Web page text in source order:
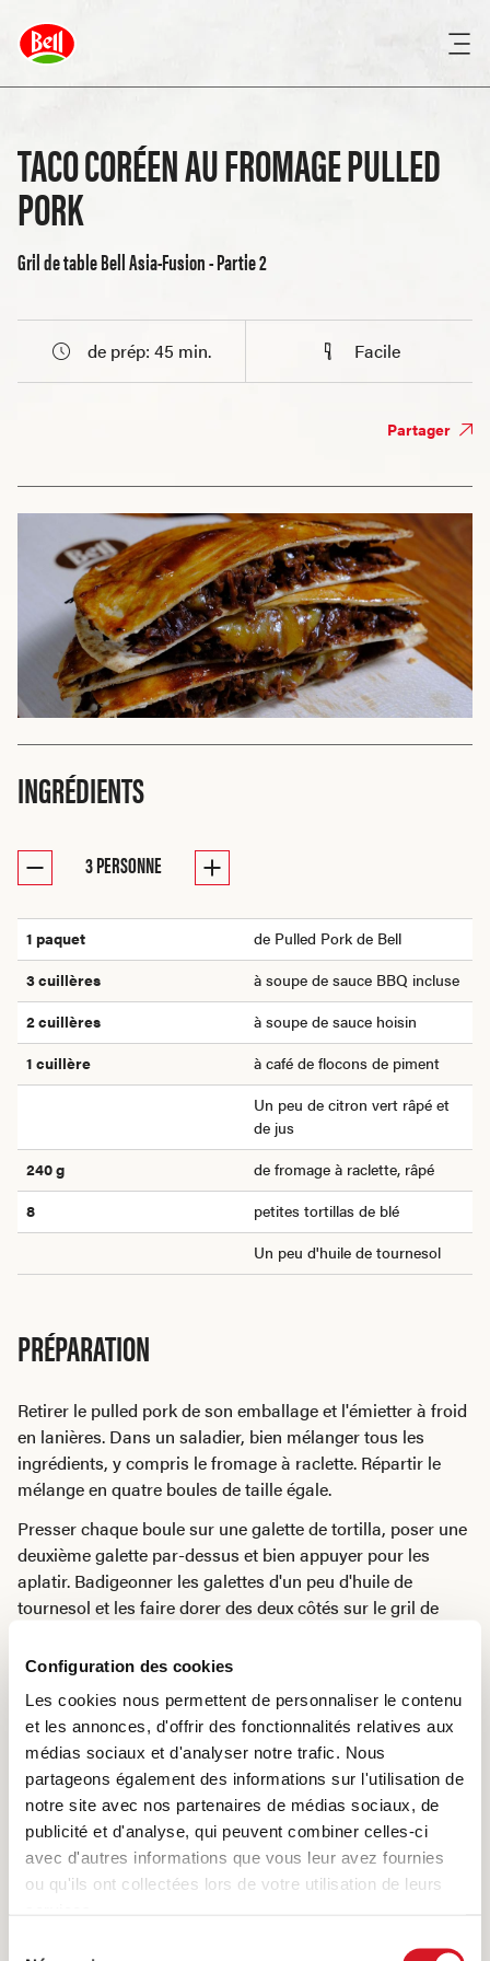
Configuration des cookies
Les cookies nous permettent de personnaliser le contenu
et les annonces, d'offrir des fonctionnalités relatives aux
médias sociaux et d'analyser notre trafic. Nous
partageons également des informations sur l'utilisation de
notre site avec nos partenaires de médias sociaux, de
publicité et d'analyse, qui peuvent combiner celles-ci
avec d'autres informations que vous leur avez fournies
ou qu'ils ont collectées lors de votre utilisation de leurs
TACO CORÉEN AU FROMAGE PULLED
PORK
Gril de table Bell Asia-Fusion - Partie 2
de prép: 45 min. Facile
Partager
INGRÉDIENTS
3PERSONNE
1 paquet
de Pulled Pork de Bell
3 cuillères
à soupe de sauce BBQ incluse
2 cuillères
à soupe de sauce hoisin
1 cuillère
à café de flocons de piment
Un peu de citron vert râpé et
de jus
240 g
de fromage à raclette, râpé
8
petites tortillas de blé
Un peu d'huile de tournesol
PRÉPARATION
Retirer le pulled pork de son emballage et l'émietter à froid
en lanières. Dans un saladier, bien mélanger tous les
ingrédients, y compris le fromage à raclette. Répartir le
mélange en quatre boules de taille égale.
Presser chaque boule sur une galette de tortilla, poser une
deuxième galette par-dessus et bien appuyer pour les
aplatir. Badigeonner les galettes d'un peu d'huile de
tournesol et les faire dorer des deux côtés sur le gril de
Pour un menu complet, consultez nos autresrecettes de
grillades de table Bell Asia-Fusion.
Partie 1 : Yakitori chipolata de pommes de terre
à la crème fraîche à la truffe